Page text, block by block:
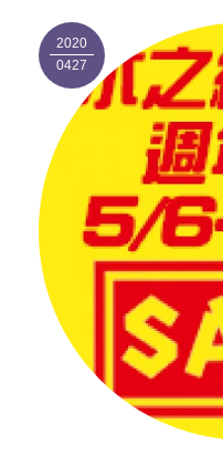
2020
0427